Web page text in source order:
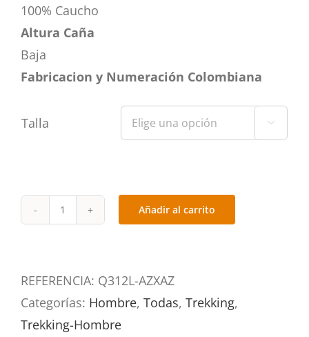
100% Caucho
Altura Caña
Baja
Fabricacion y Numeración Colombiana
Talla 
Q312L-
BLUE
cantidad
Añadir al carrito
REFERENCIA: Q312L-AZXAZ
Categorías: Hombre, Todas, Trekking,
Trekking-Hombre